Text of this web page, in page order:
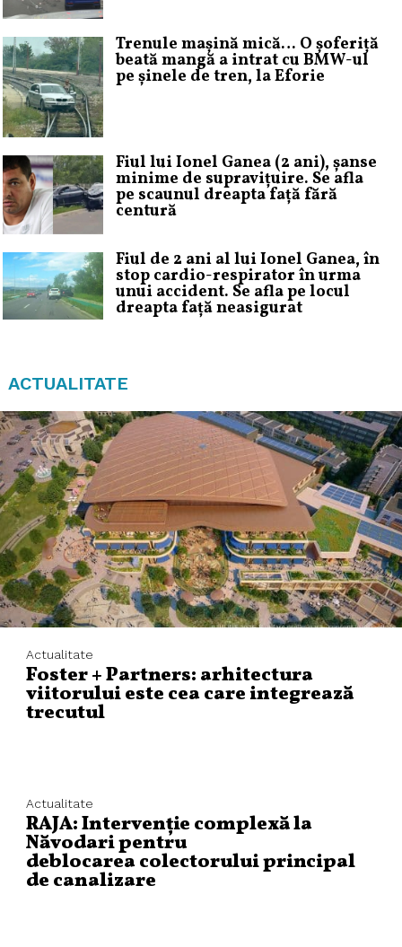
Trenule mașină mică… O șoferiță
beată mangă a intrat cu BMW-ul
pe șinele de tren, la Eforie
Fiul lui Ionel Ganea (2 ani), șanse
minime de supravițuire. Se afla
pe scaunul dreapta față fără
centură
Fiul de 2 ani al lui Ionel Ganea, în
stop cardio-respirator în urma
unui accident. Se afla pe locul
dreapta față neasigurat
ACTUALITATE
Actualitate
Foster + Partners: arhitectura
viitorului este cea care integrează
trecutul
Actualitate
RAJA: Intervenție complexă la
Năvodari pentru
deblocarea colectorului principal
de canalizare